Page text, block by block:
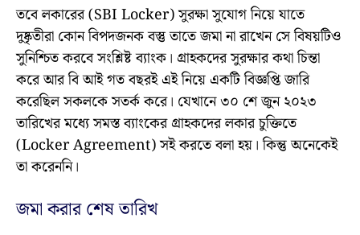
তবে লকারের (SBI Locker) সুরক্ষা সুযোগ নিয়ে যাতে
দুষ্কৃতীরা কোন বিপদজনক বস্তু তাতে জমা না রাখেন সে বিষয়টিও
সুনিশ্চিত করবে সংশ্লিষ্ট ব্যাংক। গ্রাহকদের সুরক্ষার কথা চিন্তা
করে আর বি আই গত বছরই এই নিয়ে একটি বিজ্ঞপ্তি জারি
করেছিল সকলকে সতর্ক করে। যেখানে ৩০ শে জুন ২০২৩
তারিখের মধ্যে সমস্ত ব্যাংকের গ্রাহকদের লকার চুক্তিতে
(Locker Agreement) সই করতে বলা হয়। কিন্তু অনেকেই
তা করেননি।
জমা করার শেষ তারিখ